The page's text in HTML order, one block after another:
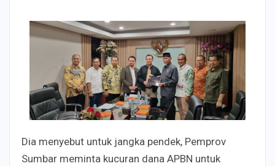
Dia menyebut untuk jangka pendek, Pemprov
Sumbar meminta kucuran dana APBN untuk